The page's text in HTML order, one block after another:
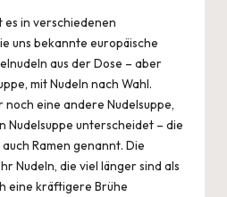
es in verschiedenen
uns bekannte europäische
aus der Dose – aber
mit Nudeln nach Wahl.
eine andere Nudelsuppe,
Nudelsuppe unterscheidet – die
Ramen genannt. Die
Nudeln, die viel länger sind als
eine kräftigere Brühe